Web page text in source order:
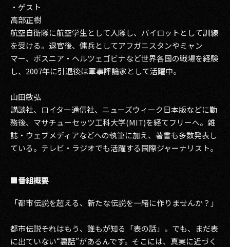
・ゲスト
高部正樹
航空自衛隊に航空学生として入隊し、パイロットとして訓練
を受ける。退官後、傭兵としてアフガニスタンやミャン
マー、ボスニア・ヘルツェゴビナなど世界各国の戦場を経験
し、2007年に引退後は軍事評論家として活躍中。
山田敏弘
講談社、ロイター通信社、ニューズウィーク日本版などに勤
務後、マサチューセッツ工科大学(MIT)を経てフリーへ。雑
誌・ウェブメディアなどへの執筆に加え、著書も多数発表し
ている。テレビ・ラジオでも活躍する国際ジャーナリスト。
■番組概要
「都市伝説を超える、新たな伝説を一緒に作りませんか？」
都市伝説――それはもう、誰もが知る「表の話」。でも、まだ表
に出ていない“裏話”があるんです。そこには、真実に近づく